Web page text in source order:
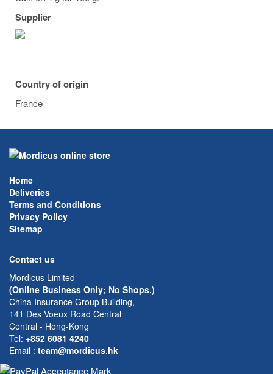
Supplier
Country of origin
France
Home
Deliveries
Terms and Conditions
Privacy Policy
Sitemap
Contact us
Mordicus Limited
(Online Business Only; No Shops.)
China Insurance Group Building,
141 Des Voeux Road Central
Central - Hong-Kong
Tel: +852 6081 4240
Email : team@mordicus.hk